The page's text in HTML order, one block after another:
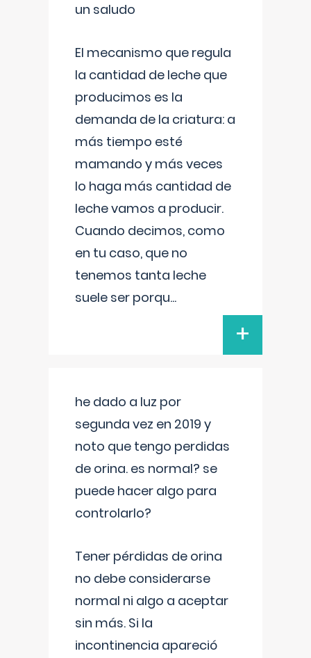
un saludo
El mecanismo que regula
la cantidad de leche que
producimos es la
demanda de la criatura: a
más tiempo esté
mamando y más veces
lo haga más cantidad de
leche vamos a producir.
Cuando decimos, como
en tu caso, que no
tenemos tanta leche
suele ser porqu...
+
he dado a luz por
segunda vez en 2019 y
noto que tengo perdidas
de orina. es normal? se
puede hacer algo para
controlarlo?
Tener pérdidas de orina
no debe considerarse
normal ni algo a aceptar
sin más. Si la
incontinencia apareció